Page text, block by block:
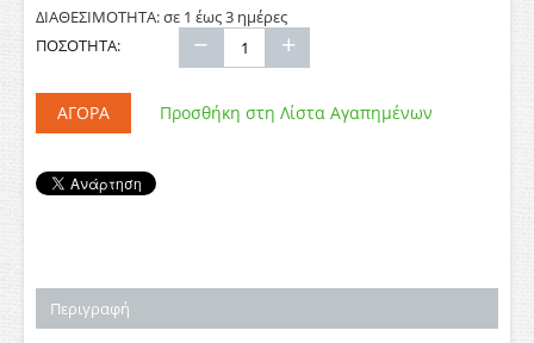
ΔΙΑΘΕΣΙΜΟΤΗΤΑ:σε 1 έως 3 ημέρες
ΠΟΣΟΤΗΤΑ:
+
−
ΑΓΟΡΆ Προσθήκη στη Λίστα Αγαπημένων
Περιγραφή